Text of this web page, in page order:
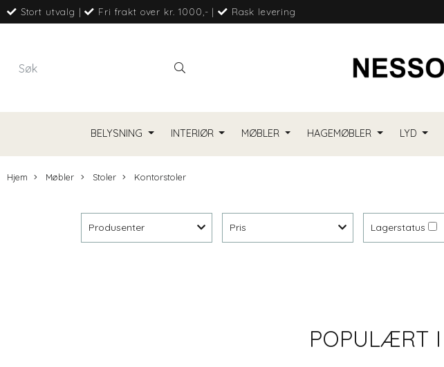
Stort utvalg | Fri frakt over kr. 1000,- | Rask levering
BELYSNING INTERIØR MØBLER HAGEMØBLER LYD
Hjem Møbler Stoler Kontorstoler
Produsenter Pris Lagerstatus
POPULÆRT I